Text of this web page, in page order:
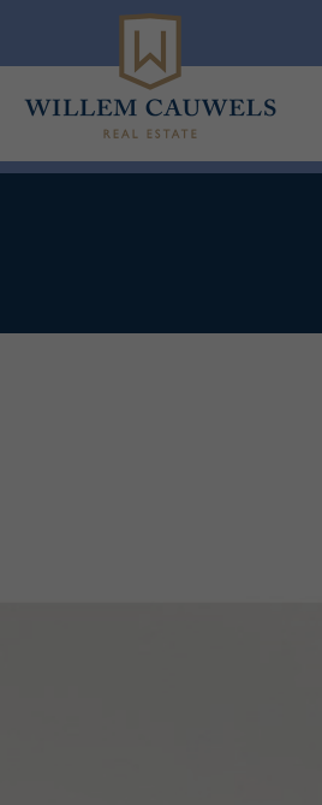
Menu overslaan en naar de inhoud gaan